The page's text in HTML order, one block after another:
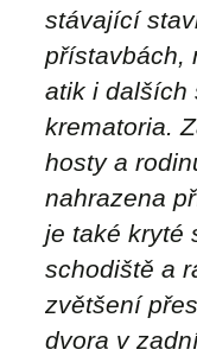
stávající
přístavbách,
atik i dalších
krematoria.
hosty a
nahrazena
je také kryté
schodiště a
zvětšení
dvora v